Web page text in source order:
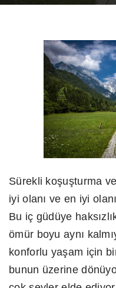
Sürekli koşuşturma
iyi olanı ve en iyi
Bu iç güdüye
ömür boyu aynı
konforlu yaşam için
bunun üzerine